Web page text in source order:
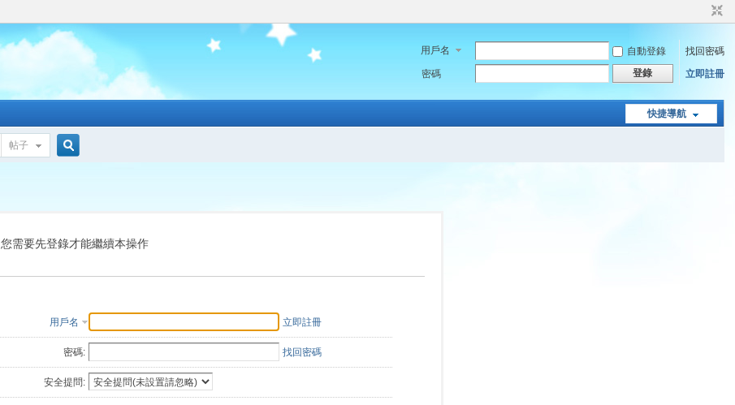
用戶名 自動登錄
找回密碼
密碼
登錄 立即註冊
快捷導航
帖子
索
您需要先登錄才能繼續本操作
用戶名 立即註冊
密碼: 找回密碼
安全提問: